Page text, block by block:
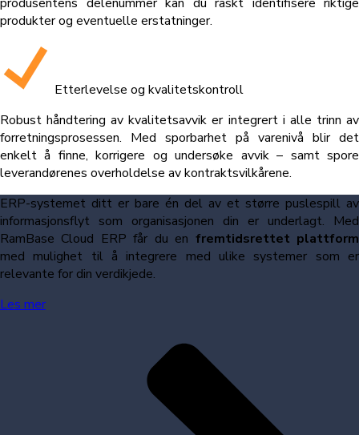
produkter og eventuelle erstatninger.
Etterlevelse og kvalitetskontroll
Robust håndtering av kvalitetsavvik er integrert i alle trinn av
forretningsprosessen. Med sporbarhet på varenivå blir det
enkelt å finne, korrigere og undersøke avvik – samt spore
leverandørenes overholdelse av kontraktsvilkårene.
ERP-systemet ditt er bare én del av et større puslespill av
informasjonsflyt som organisasjonen din er underlagt. Med
RamBase Cloud ERP får du en fremtidsrettet plattform
med mulighet til å integrere med ulike systemer som er
relevante for din verdikjede.
Les mer